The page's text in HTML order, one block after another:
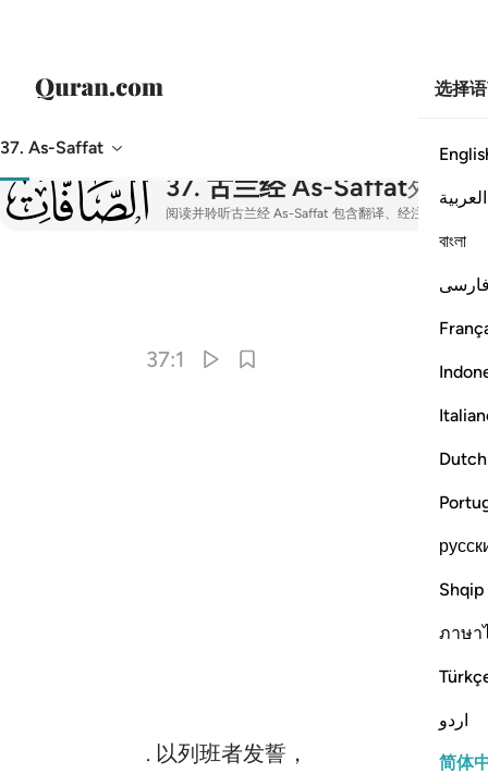
选择
العربية
বাংলা
Dutch
Shqip
ภาษา
اردو
简体
37. As-Saffat
37. 古兰经 As-Saffat列班者
阅读并聆听古兰经 As-Saffat 包含翻译、经注、音频朗
37:1
. 以列班者发誓，